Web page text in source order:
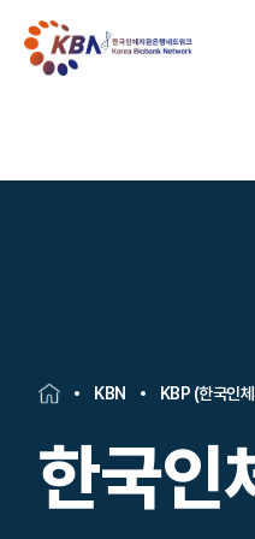
KBN KBP (한국인
한국인